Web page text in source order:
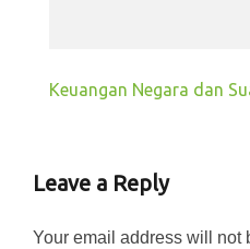
Keuangan Negara dan
Leave a Reply
Your email address will not